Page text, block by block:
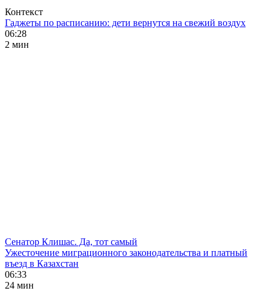
Контекст
Гаджеты по расписанию: дети вернутся на свежий воздух
06:28
2 мин
Сенатор Клишас. Да, тот самый
Ужесточение миграционного законодательства и платный
въезд в Казахстан
06:33
24 мин